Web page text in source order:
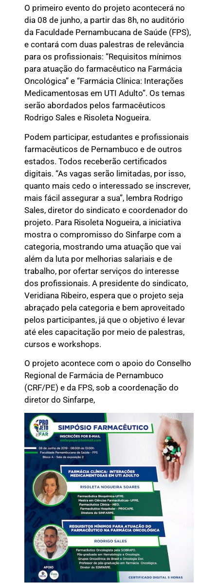
O primeiro evento do projeto acontecerá no
dia 08 de junho, a partir das 8h, no auditório
da Faculdade Pernambucana de Saúde (FPS),
e contará com duas palestras de relevância
para os profissionais: “Requisitos mínimos
para atuação do farmacêutico na Farmácia
Oncológica” e “Farmácia Clínica: Interações
Medicamentosas em UTI Adulto”. Os temas
serão abordados pelos farmacêuticos
Rodrigo Sales e Risoleta Nogueira.
Podem participar, estudantes e profissionais
farmacêuticos de Pernambuco e de outros
estados. Todos receberão certificados
digitais. “As vagas serão limitadas, por isso,
quanto mais cedo o interessado se inscrever,
mais fácil assegurar a sua”, lembra Rodrigo
Sales, diretor do sindicato e coordenador do
projeto. Para Risoleta Nogueira, a iniciativa
mostra o compromisso do Sinfarpe com a
categoria, mostrando uma atuação que vai
além da luta por melhorias salariais e de
trabalho, por ofertar serviços do interesse
dos profissionais. A presidente do sindicato,
Veridiana Ribeiro, espera que o projeto seja
abraçado pela categoria e bem aproveitado
pelos participantes, já que o objetivo é levar
até eles capacitação por meio de palestras,
cursos e workshops.
O projeto acontece com o apoio do Conselho
Regional de Farmácia de Pernambuco
(CRF/PE) e da FPS, sob a coordenação do
diretor do Sinfarpe,